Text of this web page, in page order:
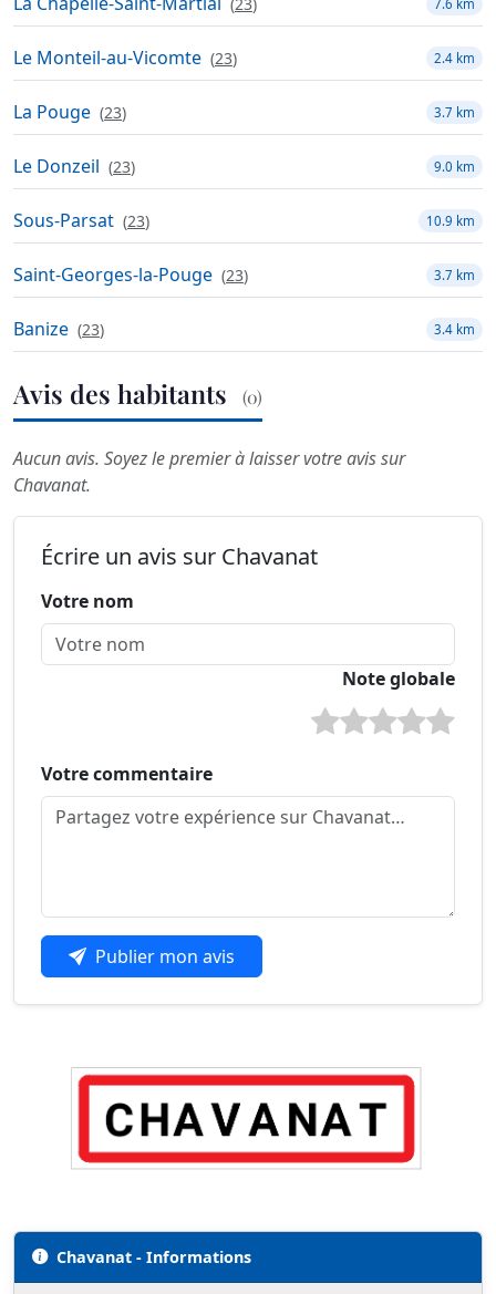
(23) 7.6 km
Le Monteil-au-Vicomte (23) 2.4 km
La Pouge (23) 3.7 km
Le Donzeil (23) 9.0 km
Sous-Parsat (23) 10.9 km
Saint-Georges-la-Pouge (23) 3.7 km
Banize (23) 3.4 km
Avis des habitants (0)
Aucun avis. Soyez le premier à laisser votre avis sur
Chavanat.
Écrire un avis sur Chavanat
Votre nom
Note globale
Votre commentaire
Publier mon avis
Chavanat - Informations